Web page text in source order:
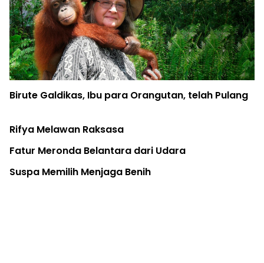
Pohon di Kota: Infrastruktur Kesehatan Publik
Warga